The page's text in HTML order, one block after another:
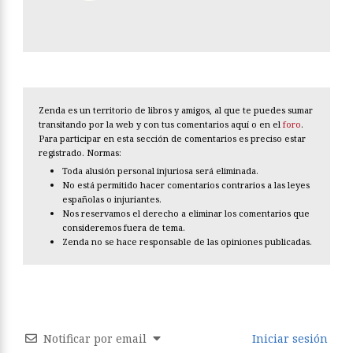
Zenda es un territorio de libros y amigos, al que te puedes sumar
transitando por la web y con tus comentarios aquí o en el foro.
Para participar en esta sección de comentarios es preciso estar
registrado. Normas:
Toda alusión personal injuriosa será eliminada.
No está permitido hacer comentarios contrarios a las leyes
españolas o injuriantes.
Nos reservamos el derecho a eliminar los comentarios que
consideremos fuera de tema.
Zenda no se hace responsable de las opiniones publicadas.
Notificar por email Iniciar sesión